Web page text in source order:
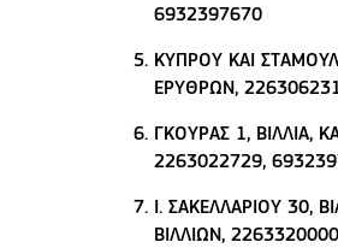
6932397670
ΚΥΠΡΟΥ ΚΑΙ
ΕΡΥΘΡΩΝ,
ΓΚΟΥΡΑΣ 1, ΒΙΛΛΙΑ,
2263022729,
Ι. ΣΑΚΕΛΛΑΡΙΟΥ 30,
ΒΙΛΛΙΩΝ,